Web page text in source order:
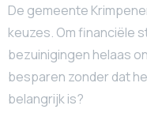
De gemeente
keuzes. Om financiële
bezuinigingen helaas
besparen zonder dat
belangrijk is?